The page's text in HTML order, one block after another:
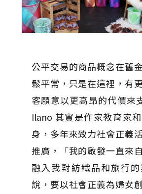
公平交易的商品概念在舊
鬆平常，只是在這裡，有
客願意以更高昂的代價來
Ilano 其實是作家教育家
身，多年來致力社會正義
推廣，「我的啟發一直來
融入我對紡織品和旅行
說，要以社會正義為婦女